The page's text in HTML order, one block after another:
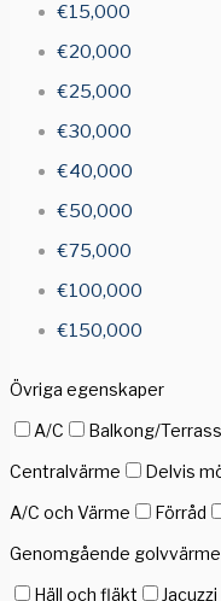
€15,000
€20,000
€25,000
€30,000
€40,000
€50,000
€75,000
€100,000
€150,000
Övriga egenskaper
A/C
Balkong/Terrass
Centralvärme
Delvis
A/C och Värme
Förråd
Genomgående golvvärme
Häll och fläkt
Jacuzzi